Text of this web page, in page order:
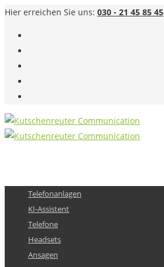
Hier erreichen Sie uns: 030 - 21 45 85 45
Telefonanlagen
KI-Assistent
Telefone
Headsets
Ansagen